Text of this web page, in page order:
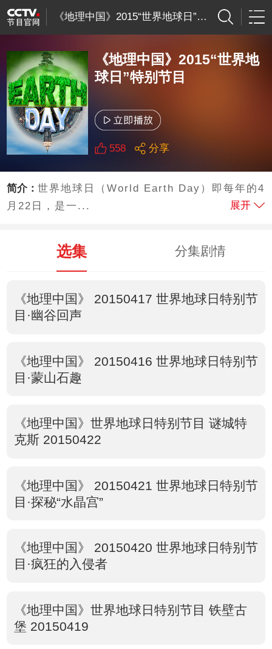
《地理中国》2015“世界地球日”特别节目
《地理中国》2015“世界地
球日”特别节目
558 分享
简介：世界地球日（World Earth Day）即每年的4
月22日，是一...
展开
选集 分集剧情
《地理中国》 20150417 世界地球日特别节
目·幽谷回声
《地理中国》 20150416 世界地球日特别节
目·蒙山石趣
《地理中国》世界地球日特别节目 谜城特
克斯 20150422
《地理中国》 20150421 世界地球日特别节
目·探秘“水晶宫”
《地理中国》 20150420 世界地球日特别节
目·疯狂的入侵者
《地理中国》世界地球日特别节目 铁壁古
堡 20150419